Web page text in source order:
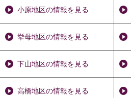
小原地区の情報を見る
挙母地区の情報を見る
下山地区の情報を見る
高橋地区の情報を見る